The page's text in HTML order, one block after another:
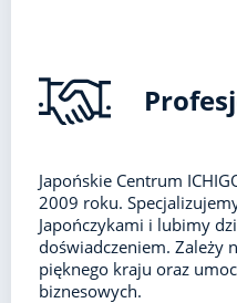
Japońskie Centrum
2009 roku.
Japończykami i lubimy
doświadczeniem. Zależy
pięknego kraju oraz
biznesowych.